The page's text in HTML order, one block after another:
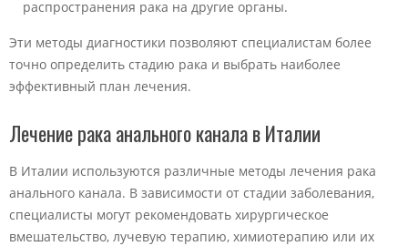
распространения рака на другие органы.
Эти методы диагностики позволяют специалистам более
точно определить стадию рака и выбрать наиболее
эффективный план лечения.
Лечение рака анального канала в Италии
В Италии используются различные методы лечения рака
анального канала. В зависимости от стадии заболевания,
специалисты могут рекомендовать хирургическое
вмешательство, лучевую терапию, химиотерапию или их